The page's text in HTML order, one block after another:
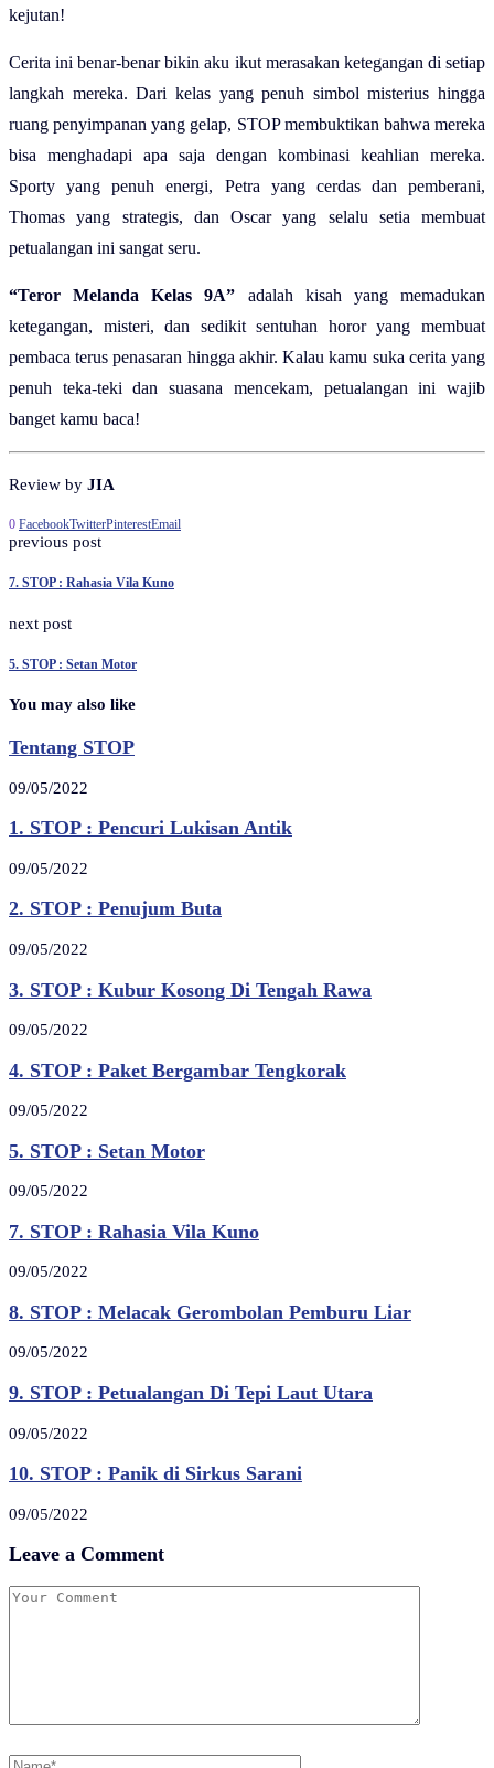
kejutan!
Cerita ini benar-benar bikin aku ikut merasakan ketegangan di setiap
langkah mereka. Dari kelas yang penuh simbol misterius hingga
ruang penyimpanan yang gelap, STOP membuktikan bahwa mereka
bisa menghadapi apa saja dengan kombinasi keahlian mereka.
Sporty yang penuh energi, Petra yang cerdas dan pemberani,
Thomas yang strategis, dan Oscar yang selalu setia membuat
petualangan ini sangat seru.
“Teror Melanda Kelas 9A” adalah kisah yang memadukan
ketegangan, misteri, dan sedikit sentuhan horor yang membuat
pembaca terus penasaran hingga akhir. Kalau kamu suka cerita yang
penuh teka-teki dan suasana mencekam, petualangan ini wajib
banget kamu baca!
Review by JIA
0 FacebookTwitterPinterestEmail
previous post
7. STOP : Rahasia Vila Kuno
next post
5. STOP : Setan Motor
You may also like
Tentang STOP
09/05/2022
1. STOP : Pencuri Lukisan Antik
09/05/2022
2. STOP : Penujum Buta
09/05/2022
3. STOP : Kubur Kosong Di Tengah Rawa
09/05/2022
4. STOP : Paket Bergambar Tengkorak
09/05/2022
5. STOP : Setan Motor
09/05/2022
7. STOP : Rahasia Vila Kuno
09/05/2022
8. STOP : Melacak Gerombolan Pemburu Liar
09/05/2022
9. STOP : Petualangan Di Tepi Laut Utara
09/05/2022
10. STOP : Panik di Sirkus Sarani
09/05/2022
Leave a Comment